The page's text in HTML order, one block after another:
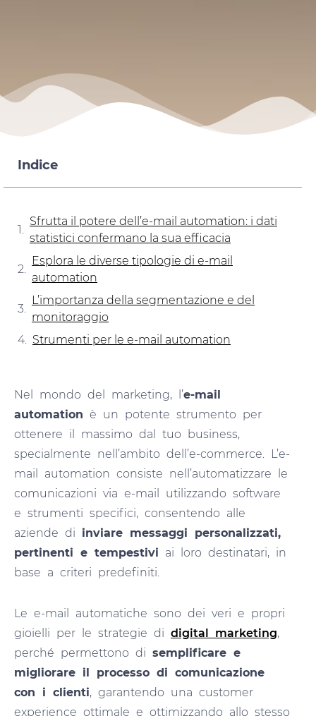
Indice
Sfrutta il potere dell’e-mail automation: i dati
statistici confermano la sua efficacia
Esplora le diverse tipologie di e-mail
automation
L’importanza della segmentazione e del
monitoraggio
Strumenti per le e-mail automation
Nel mondo del marketing, l’e-mail
automation è un potente strumento per
ottenere il massimo dal tuo business,
specialmente nell’ambito dell’e-commerce. L’e-
mail automation consiste nell’automatizzare le
comunicazioni via e-mail utilizzando software
e strumenti specifici, consentendo alle
aziende di inviare messaggi personalizzati,
pertinenti e tempestivi ai loro destinatari, in
base a criteri predefiniti.
Le e-mail automatiche sono dei veri e propri
gioielli per le strategie di digital marketing,
perché permettono di semplificare e
migliorare il processo di comunicazione
con i clienti, garantendo una customer
experience ottimale e ottimizzando allo stesso